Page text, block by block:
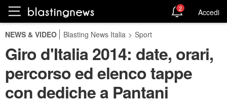
2 Accedi
NEWS & VIDEO Blasting News Italia > Sport
Giro d'Italia 2014: date, orari,
percorso ed elenco tappe
con dediche a Pantani